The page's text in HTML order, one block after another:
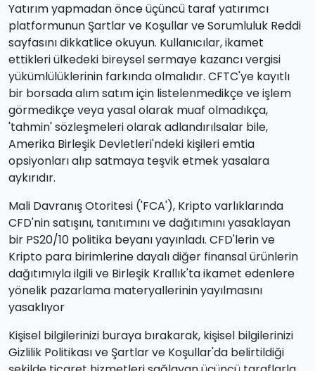
Yatırım yapmadan önce üçüncü taraf yatırımcı
platformunun Şartlar ve Koşullar ve Sorumluluk Reddi
sayfasını dikkatlice okuyun. Kullanıcılar, ikamet
ettikleri ülkedeki bireysel sermaye kazancı vergisi
yükümlülüklerinin farkında olmalıdır. CFTC'ye kayıtlı
bir borsada alım satım için listelenmedikçe ve işlem
görmedikçe veya yasal olarak muaf olmadıkça,
'tahmin' sözleşmeleri olarak adlandırılsalar bile,
Amerika Birleşik Devletleri'ndeki kişileri emtia
opsiyonları alıp satmaya teşvik etmek yasalara
aykırıdır.
Mali Davranış Otoritesi ('FCA'), Kripto varlıklarında
CFD'nin satışını, tanıtımını ve dağıtımını yasaklayan
bir PS20/10 politika beyanı yayınladı. CFD'lerin ve
Kripto para birimlerine dayalı diğer finansal ürünlerin
dağıtımıyla ilgili ve Birleşik Krallık'ta ikamet edenlere
yönelik pazarlama materyallerinin yayılmasını
yasaklıyor
Kişisel bilgilerinizi buraya bırakarak, kişisel bilgilerinizi
Gizlilik Politikası ve Şartlar ve Koşullar'da belirtildiği